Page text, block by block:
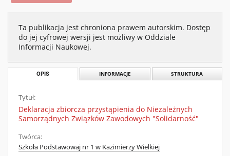
Ta publikacja jest chroniona prawem autorskim. Dostęp
do jej cyfrowej wersji jest możliwy w Oddziale
Informacji Naukowej.
OPIS INFORMACJE STRUKTURA
Tytuł:
Deklaracja zbiorcza przystąpienia do Niezależnych
Samorządnych Związków Zawodowych "Solidarność"
Twórca:
Szkoła Podstawowaj nr 1 w Kazimierzy Wielkiej